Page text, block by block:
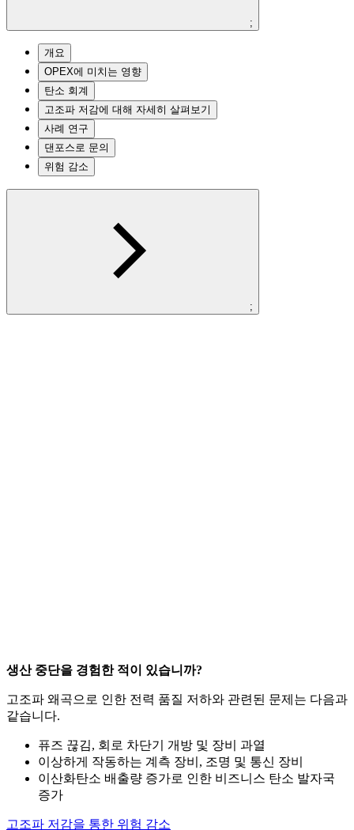
;
개요
OPEX에 미치는 영향
탄소 회계
고조파 저감에 대해 자세히 살펴보기
사례 연구
댄포스로 문의
위험 감소
;
생산 중단을 경험한 적이 있습니까?
고조파 왜곡으로 인한 전력 품질 저하와 관련된 문제는 다음과
같습니다.
퓨즈 끊김, 회로 차단기 개방 및 장비 과열
이상하게 작동하는 계측 장비, 조명 및 통신 장비
이산화탄소 배출량 증가로 인한 비즈니스 탄소 발자국
증가
고조파 저감을 통한 위험 감소